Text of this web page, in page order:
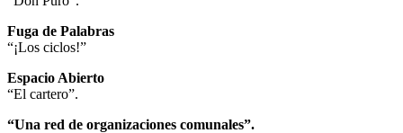
Fuga de Palabras
“¡Los ciclos!”
Espacio Abierto
“El cartero”.
“Una red de organizaciones comunales”.